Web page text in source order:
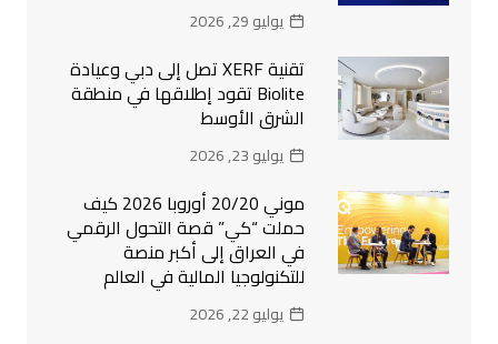
يوليو 29, 2026
تقنية XERF تصل إلى دبي وعيادة
Biolite تقود إطلاقها في منطقة
الشرق الأوسط
يوليو 23, 2026
موني 20/20 أوروبا 2026 كيف
حملت “كي” قصة التحول الرقمي
في العراق إلى أكبر منصة
للتكنولوجيا المالية في العالم
يوليو 22, 2026